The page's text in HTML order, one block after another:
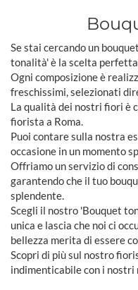
Se stai cercando un
tonalità' è la scelta
Ogni composizione è
freschissimi, selezionati
La qualità dei nostri fiori è
fiorista a Roma.
Puoi contare sulla nostra
occasione in un momento
Offriamo un servizio di
garantendo che il tuo
splendente.
Scegli il nostro 'Bouquet
unica e lascia che noi ci
bellezza merita di essere
Scopri di più sul nostro
indimenticabile con i